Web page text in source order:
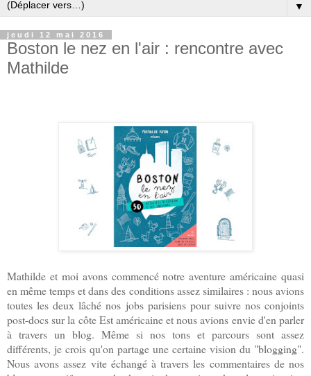
▼
jeudi 12 mai 2016
Boston le nez en l'air : rencontre avec
Mathilde
Mathilde et moi avons commencé notre aventure américaine quasi
en même temps et dans des conditions assez similaires : nous avions
toutes les deux lâché nos jobs parisiens pour suivre nos conjoints
post-docs sur la côte Est américaine et nous avions envie d'en parler
à travers un blog. Même si nos tons et parcours sont assez
différents, je crois qu'on partage une certaine vision du "blogging".
Nous avons assez vite échangé à travers les commentaires de nos